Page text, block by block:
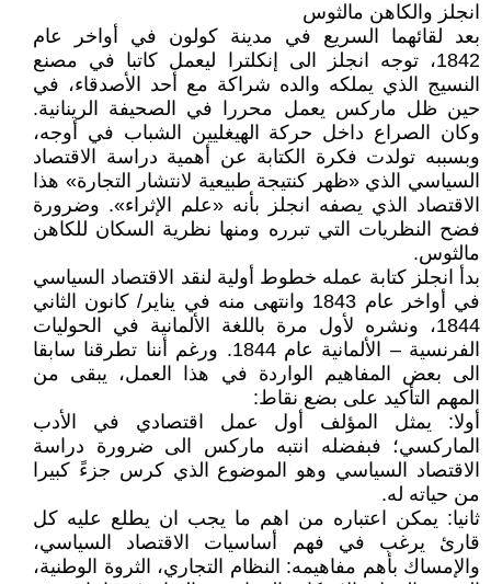
انجلز والكاهن مالثوس
بعد لقائهما السريع في مدينة كولون في أواخر عام
1842، توجه انجلز الى إنكلترا ليعمل كاتبا في مصنع
النسيج الذي يملكه والده شراكة مع أحد الأصدقاء، في
حين ظل ماركس يعمل محررا في الصحيفة الرينانية.
وكان الصراع داخل حركة الهيغليين الشباب في أوجه،
وبسببه تولدت فكرة الكتابة عن أهمية دراسة الاقتصاد
السياسي الذي «ظهر كنتيجة طبيعية لانتشار التجارة» هذا
الاقتصاد الذي يصفه انجلز بأنه «علم الإثراء». وضرورة
فضح النظريات التي تبرره ومنها نظرية السكان للكاهن
مالثوس.
بدأ انجلز كتابة عمله خطوط أولية لنقد الاقتصاد السياسي
في أواخر عام 1843 وانتهى منه في يناير/ كانون الثاني
1844، ونشره لأول مرة باللغة الألمانية في الحوليات
الفرنسية – الألمانية عام 1844. ورغم أننا تطرقنا سابقا
الى بعض المفاهيم الواردة في هذا العمل، يبقى من
المهم التأكيد على بضع نقاط:
أولا: يمثل المؤلف أول عمل اقتصادي في الأدب
الماركسي؛ فبفضله انتبه ماركس الى ضرورة دراسة
الاقتصاد السياسي وهو الموضوع الذي كرس جزءً كبيرا
من حياته له.
ثانيا: يمكن اعتباره من اهم ما يجب ان يطلع عليه كل
قارئ يرغب في فهم أساسيات الاقتصاد السياسي،
والإمساك بأهم مفاهيمه: النظام التجاري، الثروة الوطنية،